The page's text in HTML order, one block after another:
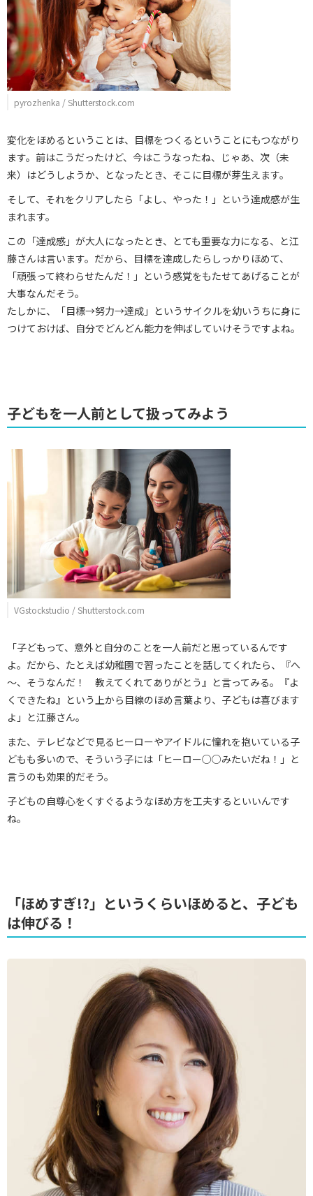
pyrozhenka / Shutterstock.com
変化をほめるということは、目標をつくるということにもつながり
ます。前はこうだったけど、今はこうなったね、じゃあ、次（未
来）はどうしようか、となったとき、そこに目標が芽生えます。
そして、それをクリアしたら「よし、やった！」という達成感が生
まれます。
この「達成感」が大人になったとき、とても重要な力になる、と江
藤さんは言います。だから、目標を達成したらしっかりほめて、
「頑張って終わらせたんだ！」という感覚をもたせてあげることが
大事なんだそう。
たしかに、「目標→努力→達成」というサイクルを幼いうちに身に
つけておけば、自分でどんどん能力を伸ばしていけそうですよね。
子どもを一人前として扱ってみよう
VGstockstudio / Shutterstock.com
「子どもって、意外と自分のことを一人前だと思っているんです
よ。だから、たとえば幼稚園で習ったことを話してくれたら、『へ
～、そうなんだ！ 教えてくれてありがとう』と言ってみる。『よ
くできたね』という上から目線のほめ言葉より、子どもは喜びます
よ」と江藤さん。
また、テレビなどで見るヒーローやアイドルに憧れを抱いている子
どもも多いので、そういう子には「ヒーロー○○みたいだね！」と
言うのも効果的だそう。
子どもの自尊心をくすぐるようなほめ方を工夫するといいんです
ね。
「ほめすぎ!?」というくらいほめると、子ども
は伸びる！